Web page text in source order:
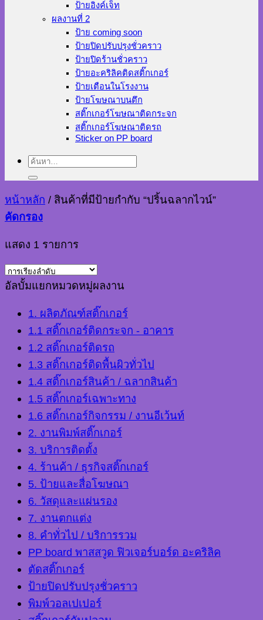
ป้ายอิงค์เจ็ท
ผลงานที่ 2
ป้าย coming soon
ป้ายปิดปรับปรุงชั่วคราว
ป้ายปิดร้านชั่วคราว
ป้ายอะคริลิคติดสติ๊กเกอร์
ป้ายเตือนในโรงงาน
ป้ายโฆษณาบนตึก
สติ๊กเกอร์โฆษณาติดกระจก
สติ๊กเกอร์โฆษณาติดรถ
Sticker on PP board
ค้นหา:
หน้าหลัก / สินค้าที่มีป้ายกำกับ “ปริ้นฉลากไวน์”
คัดกรอง
แสดง 1 รายการ
อัลบั้มแยกหมวดหมู่ผลงาน
1. ผลิตภัณฑ์สติ๊กเกอร์
1.1 สติ๊กเกอร์ติดกระจก - อาคาร
1.2 สติ๊กเกอร์ติดรถ
1.3 สติ๊กเกอร์ติดพื้นผิวทั่วไป
1.4 สติ๊กเกอร์สินค้า / ฉลากสินค้า
1.5 สติ๊กเกอร์เฉพาะทาง
1.6 สติ๊กเกอร์กิจกรรม / งานอีเว้นท์
2. งานพิมพ์สติ๊กเกอร์
3. บริการติดตั้ง
4. ร้านค้า / ธุรกิจสติ๊กเกอร์
5. ป้ายและสื่อโฆษณา
6. วัสดุและแผ่นรอง
7. งานตกแต่ง
8. คำทั่วไป / บริการรวม
PP board พาสสวูด ฟิวเจอร์บอร์ด อะคริลิค
ตัดสติ๊กเกอร์
ป้ายปิดปรับปรุงชั่วคราว
พิมพ์วอลเปเปอร์